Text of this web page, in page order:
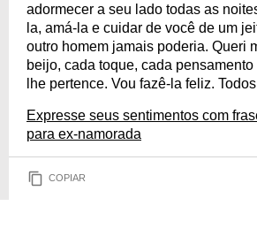
adormecer a seu lado todas as
la, amá-la e cuidar de você de um
outro homem jamais poderia. Queri
beijo, cada toque, cada
lhe pertence. Vou fazê-la feliz.
Expresse seus sentimentos com
para ex-namorada
COPIAR